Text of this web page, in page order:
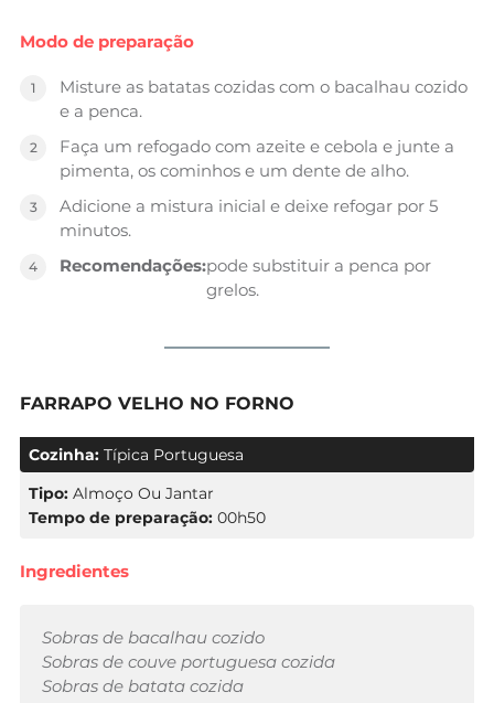
Modo de preparação
Misture as batatas cozidas com o bacalhau cozido
e a penca.
Faça um refogado com azeite e cebola e junte a
pimenta, os cominhos e um dente de alho.
Adicione a mistura inicial e deixe refogar por 5
minutos.
Recomendações:pode substituir a penca por
grelos.
FARRAPO VELHO NO FORNO
Cozinha: Típica Portuguesa
Tipo: Almoço Ou Jantar
Tempo de preparação: 00h50
Ingredientes
Sobras de bacalhau cozido
Sobras de couve portuguesa cozida
Sobras de batata cozida